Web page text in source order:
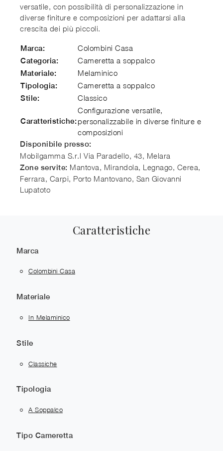
versatile, con possibilità di personalizzazione in
diverse finiture e composizioni per adattarsi alla
crescita dei più piccoli.
Marca: Colombini Casa
Categoria: Cameretta a soppalco
Materiale: Melaminico
Tipologia: Cameretta a soppalco
Stile: Classico
Caratteristiche:
Configurazione versatile,
personalizzabile in diverse finiture e
composizioni
Disponibile presso:
Mobilgamma S.r.l Via Paradello, 43, Melara
Zone servite: Mantova, Mirandola, Legnago, Cerea,
Ferrara, Carpi, Porto Mantovano, San Giovanni
Lupatoto
Caratteristiche
Marca
Colombini Casa
Materiale
In Melaminico
Stile
Classiche
Tipologia
A Soppalco
Tipo Cameretta